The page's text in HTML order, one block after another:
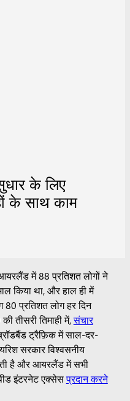
के लिए
के साथ काम
में 88 प्रतिशत लोगों ने
किया था, और हाल ही में
प्रतिशत लोग हर दिन
तीसरी तिमाही में,संचार
ट्रैफ़िक में साल-दर-
सरकार विश्वसनीय
है और आयरलैंड में सभी
इंटरनेट एक्सेसप्रदान करने